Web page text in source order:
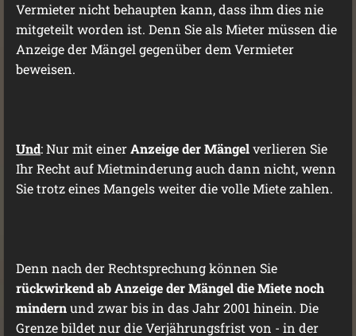
Vermieter nicht behaupten kann, dass ihm dies nie
mitgeteilt worden ist. Denn Sie als Mieter müssen die
Anzeige der Mängel gegenüber dem Vermieter
beweisen.
Und: Nur mit einerAnzeige der Mängelverlieren Sie
Ihr Recht auf Mietminderung auch dann nicht, wenn
Sie trotz eines Mangels weiter die volle Miete zahlen.
Denn nach der Rechtsprechung können Sie
rückwirkend ab Anzeige der Mängel die Miete noch
mindernund zwar bis in das Jahr 2001 hinein. Die
Grenze bildet nur die Verjährungsfrist von - in der